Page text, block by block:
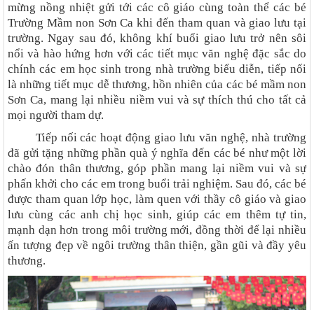
mừng nồng nhiệt gửi tới các cô giáo cùng toàn thể các bé
Trường Mầm non Sơn Ca khi đến tham quan và giao lưu tại
trường. Ngay sau đó, không khí buổi giao lưu trở nên sôi
nổi và hào hứng hơn với các tiết mục văn nghệ đặc sắc do
chính các em học sinh trong nhà trường biểu diễn, tiếp nối
là những tiết mục dễ thương, hồn nhiên của các bé mầm non
Sơn Ca, mang lại nhiều niềm vui và sự thích thú cho tất cả
mọi người tham dự.
Tiếp nối các hoạt động giao lưu văn nghệ, nhà trường
đã gửi tặng những phần quà ý nghĩa đến các bé như một lời
chào đón thân thương, góp phần mang lại niềm vui và sự
phấn khởi cho các em trong buổi trải nghiệm. Sau đó, các bé
được tham quan lớp học, làm quen với thầy cô giáo và giao
lưu cùng các anh chị học sinh, giúp các em thêm tự tin,
mạnh dạn hơn trong môi trường mới, đồng thời để lại nhiều
ấn tượng đẹp về ngôi trường thân thiện, gần gũi và đầy yêu
thương.